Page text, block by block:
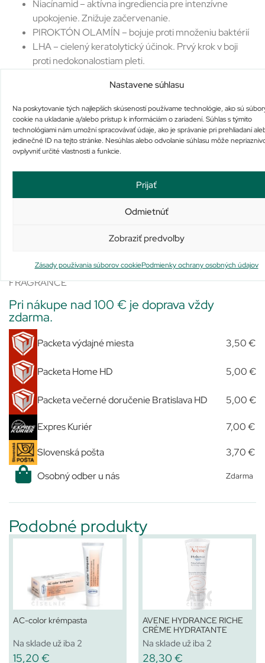
Nastavene súhlasu
Na poskytovanie tých najlepších skúseností používame technológie, ako sú
cookie na ukladanie a/alebo prístup k informáciám o zariadení. Súhlas s týmito
technológiami nám umožní spracovávať údaje, ako je správanie pri prehliadaní
jedinečné ID na tejto stránke. Nesúhlas alebo odvolanie súhlasu môže
ovplyvniť určité vlastnosti a funkcie.
Prijať
Odmietnúť
Zobraziť predvoľby
Zásady používania súborov cookiePodmienky ochrany osobných údajov
Niacínamid – aktívna ingrediencia pre intenzívne
upokojenie. Znižuje začervenanie.
PIROKTÓN OLAMÍN – bojuje proti množeniu baktérií
LHA – cielený keratolytický účinok. Prvý krok v boji
proti nedokonalostiam pleti.
ISONONANOATE • PROPYLENE GLYCOL •
ISOHEXADECANE • NIACINAMIDE • PEG-100 STEARATE
• GLYCERYL STEARATE • CETYL ALCOHOL •
AMMONIUM POLYACRYLOYLDIMETHYL TAURATE •
STEARYL ALCOHOL • ISOBUTANE • SODIUM
HYDROXIDE • MYRISTYL ALCOHOL • CAPRYLOYL
GLYCINE • CAPRYLOYL SALICYLIC ACID • CITRIC ACID •
XANTHAN GUM • T-BUTYL ALCOHOL •
METHACRYLATE/VINYLIDENE CHLORIDE •
DIGLUCONATE • PIROCTONE OLAMINE • PARFUM /
FRAGRANCE
Pri nákupe nad 100 € je doprava vždy
zdarma.
Packeta výdajné miesta 3,50 €
Packeta Home HD 5,00 €
Packeta večerné doručenie Bratislava HD 5,00 €
Expres Kuriér 7,00 €
Slovenská pošta
3,70 €
Osobný odber u nás
Zdarma
Podobné produkty
AC-color krémpasta
Na sklade už iba 2
15,20 €
AVENE HYDRANCE RICHE
CRÈME HYDRATANTE
Na sklade už iba 2
28,30 €